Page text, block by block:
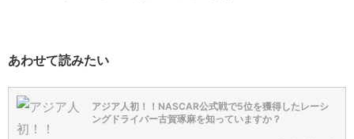
あわせて読みたい
アジア人初！！NASCAR公式戦で5位を獲得したレーシ
ングドライバー古賀琢麻を知っていますか？